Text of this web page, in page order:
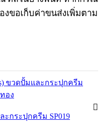
งขอเก็บค่าขนส่งเพิ่มตาม
ะกระปุกครีม SP019